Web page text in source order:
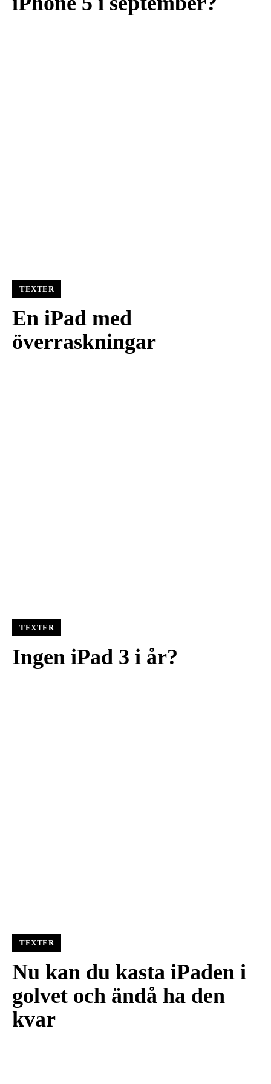
TEXTER
En iPad med
överraskningar
TEXTER
Ingen iPad 3 i år?
TEXTER
Nu kan du kasta iPaden i
golvet och ändå ha den
kvar